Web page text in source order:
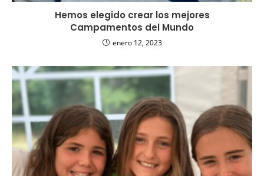
Hemos elegido crear los mejores
Campamentos del Mundo
enero 12, 2023